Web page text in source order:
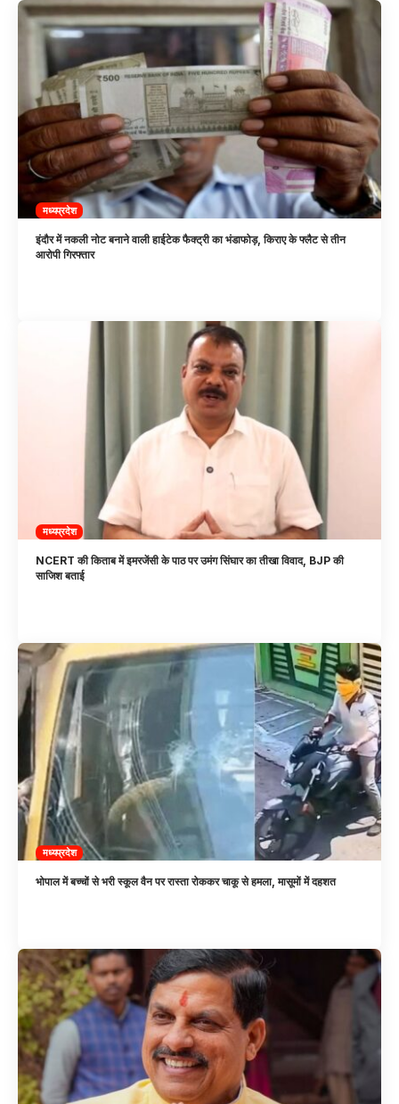
मध्यप्रदेश
इंदौर में नकली नोट बनाने वाली हाईटेक फैक्ट्री का भंडाफोड़, किराए के फ्लैट से तीन
आरोपी गिरफ्तार
मध्यप्रदेश
NCERT की किताब में इमरजेंसी के पाठ पर उमंग सिंघार का तीखा विवाद, BJP की
साजिश बताई
मध्यप्रदेश
भोपाल में बच्चों से भरी स्कूल वैन पर रास्ता रोककर चाकू से हमला, मासूमों में दहशत